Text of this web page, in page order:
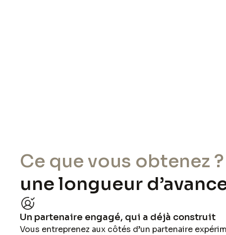
Ce que vous obtenez ?
une longueur
Un partenaire engagé, qui a déjà construit
Vous entreprenez aux côtés d’un partenaire